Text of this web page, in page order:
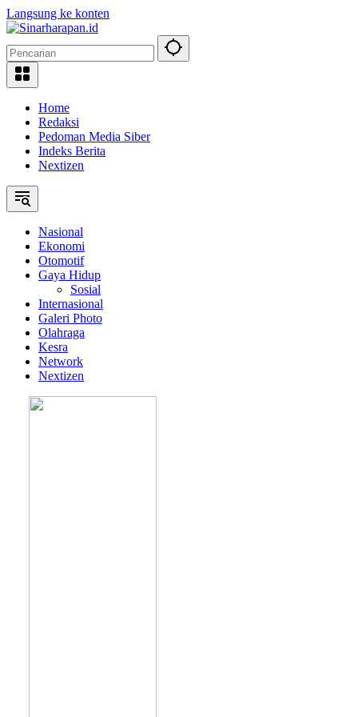
Langsung ke konten
Home
Redaksi
Pedoman Media Siber
Indeks Berita
Nextizen
Nasional
Ekonomi
Otomotif
Gaya Hidup
Sosial
Internasional
Galeri Photo
Olahraga
Kesra
Network
Nextizen